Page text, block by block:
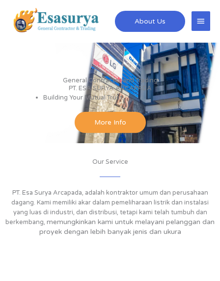
content
Main
About Us
General Contractor and Trading
PT. ESA SURYA ARCAPADA
Building Your Mutual Trust.
More Info
Our Service
PT. Esa Surya Arcapada, adalah kontraktor umum dan perusahaan
dagang. Kami memiliki akar dalam pemeliharaan listrik dan instalasi
yang luas di industri, dan distribusi, tetapi kami telah tumbuh dan
berkembang, memungkinkan kami untuk melayani pelanggan dan
proyek dengan lebih banyak jenis dan ukura